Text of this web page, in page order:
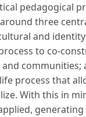
pedagogical
three
and
to co-
communities;
process that
With this in